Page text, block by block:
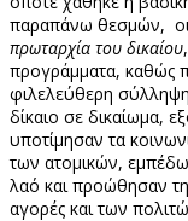
παραπάνω θεσμών, οι
πρωταρχία του δικαίου
προγράμματα, καθώς
φιλελεύθερη
δίκαιο σε δικαίωμα,
υποτίμησαν τα
των ατομικών,
λαό και προώθησαν
αγορές και των